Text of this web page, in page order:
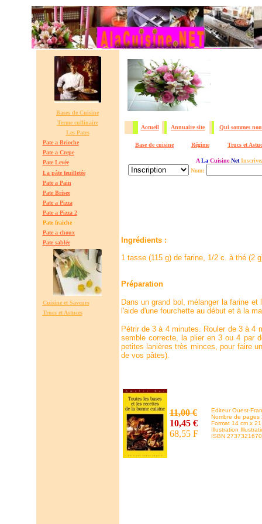
Bases de Cuisine
Terme cullinaire
Les Pates
Pate a Brioche
Pate a Crepe
Pate Levée
La pâte feuilletée
Pate a Pain
Pate Brisee
Pate a Pizza
Pate a Pizza 2
Pate fraiche
Pate a choux
Pate sablée
Cuisine et Saveurs
Trucs et Astuces
Accueil Annuaire site Qui sommes
Base de cuisine Régime Trucs et
ALaCuisine.Net
Nom:
Ingrédients :
1 tasse (115 g) de farine, 1/2 c. à thé (2
Préparation
Dans un grand bol, mélanger la farine
l'aide d'une fourchette au début et à la
Pétrir de 3 à 4 minutes. Rouler de 3 à 4
semble correcte, la plier en 3 ou 4 par
petites lanières très minces, pour faire
de vos pâtes).
11,00 €
10,45 €
68,55 F
Editeur Ouest-
Nombre de pages
Format 14 cm x 21
Illustration
ISBN 2737321670